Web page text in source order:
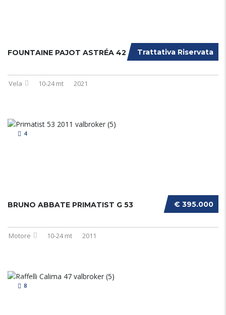
Trattativa Riservata
FOUNTAINE PAJOT ASTRÉA 42
Vela 10-24 mt 2021
4
€ 395.000
BRUNO ABBATE PRIMATIST G 53
Motore 10-24 mt 2011
8